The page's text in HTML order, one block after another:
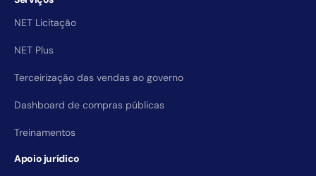
NET Licitação
NET Plus
Terceirização das vendas ao governo
Dashboard de compras públicas
Treinamentos
Apoio jurídico